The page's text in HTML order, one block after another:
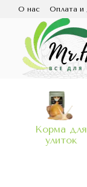
Перейти к
О нас Оплата и
Корма для
улиток